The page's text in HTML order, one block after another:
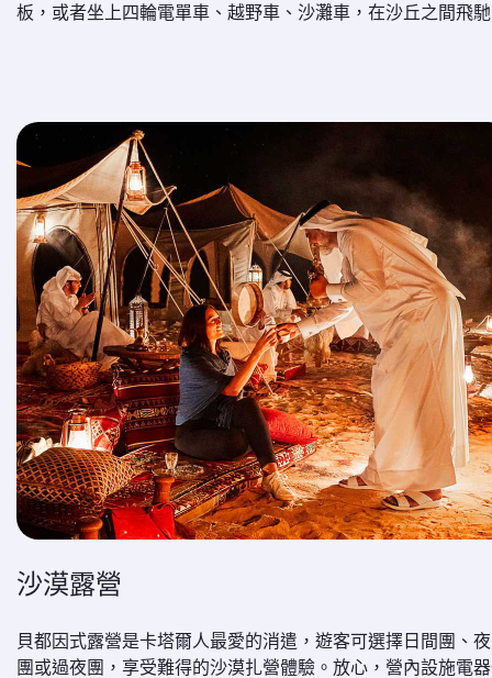
板，或者坐上四輪電單車、越野車、沙灘車，在沙丘之間飛
沙漠露營
貝都因式露營是卡塔爾人最愛的消遣，遊客可選擇日間團、
團或過夜團，享受難得的沙漠扎營體驗。放心，營內設施電